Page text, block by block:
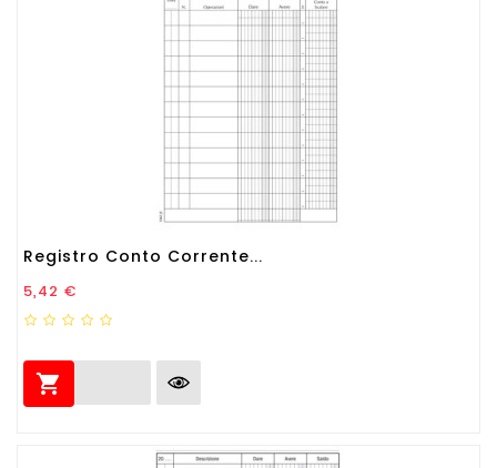
Registro Conto Corrente...
Prezzo
5,42 €
